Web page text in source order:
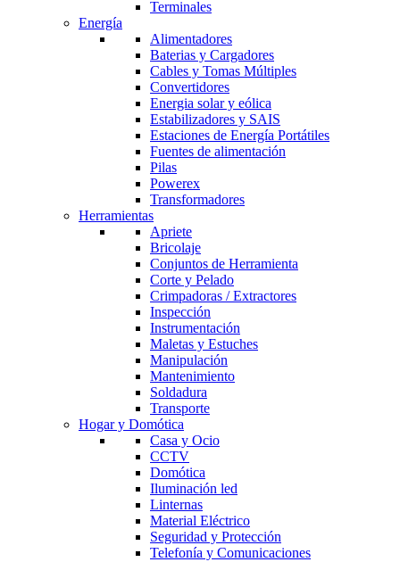
Terminales
Energía
Alimentadores
Baterias y Cargadores
Cables y Tomas Múltiples
Convertidores
Energia solar y eólica
Estabilizadores y SAIS
Estaciones de Energía Portátiles
Fuentes de alimentación
Pilas
Powerex
Transformadores
Herramientas
Apriete
Bricolaje
Conjuntos de Herramienta
Corte y Pelado
Crimpadoras / Extractores
Inspección
Instrumentación
Maletas y Estuches
Manipulación
Mantenimiento
Soldadura
Transporte
Hogar y Domótica
Casa y Ocio
CCTV
Domótica
Iluminación led
Linternas
Material Eléctrico
Seguridad y Protección
Telefonía y Comunicaciones